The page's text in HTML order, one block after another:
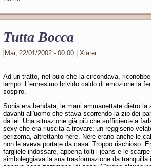
Tutta Bocca
Mar, 22/01/2002 - 00:00 | Xlater
Ad un tratto, nel buio che la circondava,
lampo. L'ennesimo brivido caldo di emozione la
sospiro.
Sonia era bendata, le mani ammanettate dietro
davanti all'uomo che stava scorrendo la zip dei
da lei. Una situazione già più che sufficiente a
sexy che era riuscita a trovare: un reggiseno
perizoma, altrettanto nere. Nere erano anche le
non le aveva portate da casa. Troppo rischioso.
fargliele indossare, appena tolti i jeans e le
simboleggiava la sua trasformazione da